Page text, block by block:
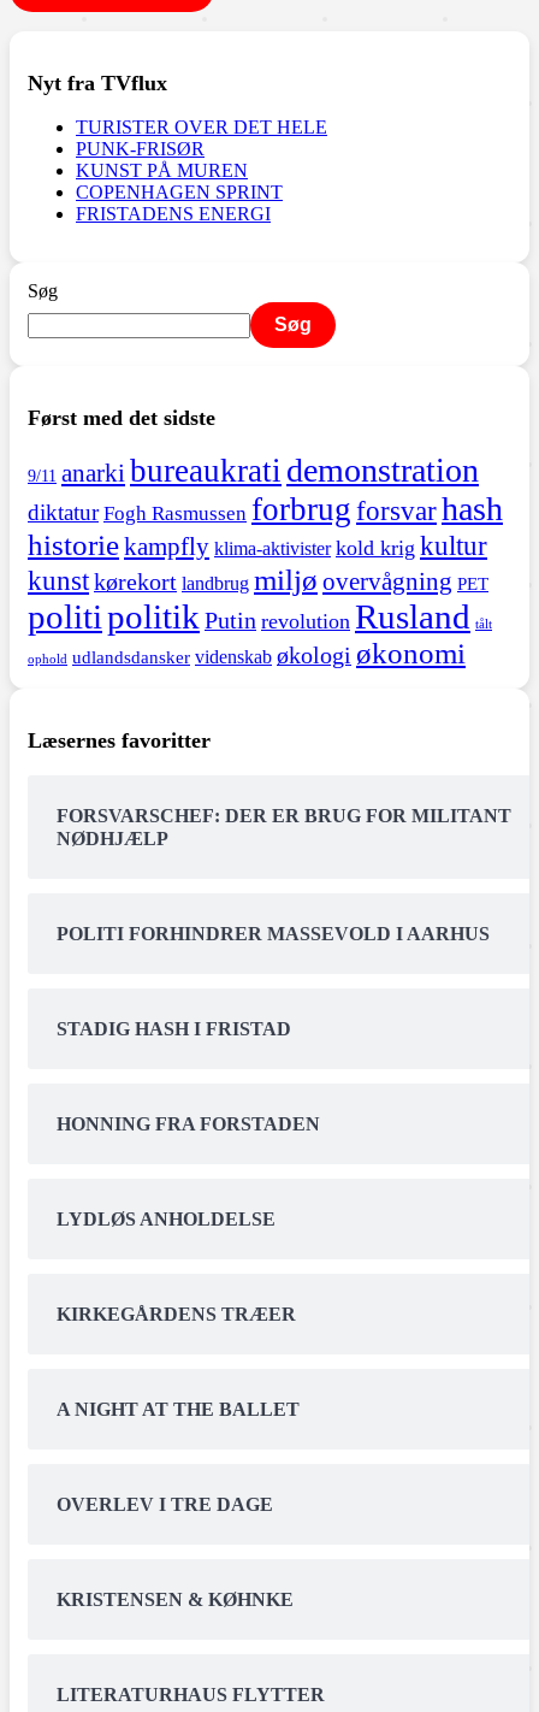
Nyt fra TVflux
TURISTER OVER DET HELE
PUNK-FRISØR
KUNST PÅ MUREN
COPENHAGEN SPRINT
FRISTADENS ENERGI
Søg
Søg
Først med det sidste
9/11 anarkibureaukrati demonstration
diktatur Fogh Rasmussen forbrugforsvarhash
historiekampfly klima-aktivister kold krig kultur
kunstkørekort landbrug miljø overvågning PET
politipolitikPutin revolution Rusland tålt
ophold udlandsdansker videnskab økologi økonomi
Læsernes favoritter
FORSVARSCHEF: DER ER BRUG FOR MILITANT
NØDHJÆLP
POLITI FORHINDRER MASSEVOLD I AARHUS
STADIG HASH I FRISTAD
HONNING FRA FORSTADEN
LYDLØS ANHOLDELSE
KIRKEGÅRDENS TRÆER
A NIGHT AT THE BALLET
OVERLEV I TRE DAGE
KRISTENSEN & KØHNKE
LITERATURHAUS FLYTTER